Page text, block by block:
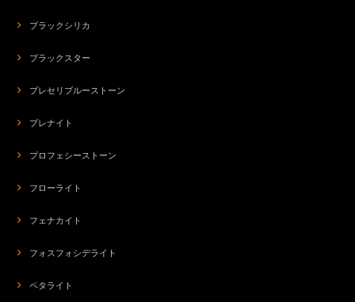
ブラックシリカ
ブラックスター
プレセリブルーストーン
プレナイト
プロフェシーストーン
フローライト
フェナカイト
フォスフォシデライト
ペタライト